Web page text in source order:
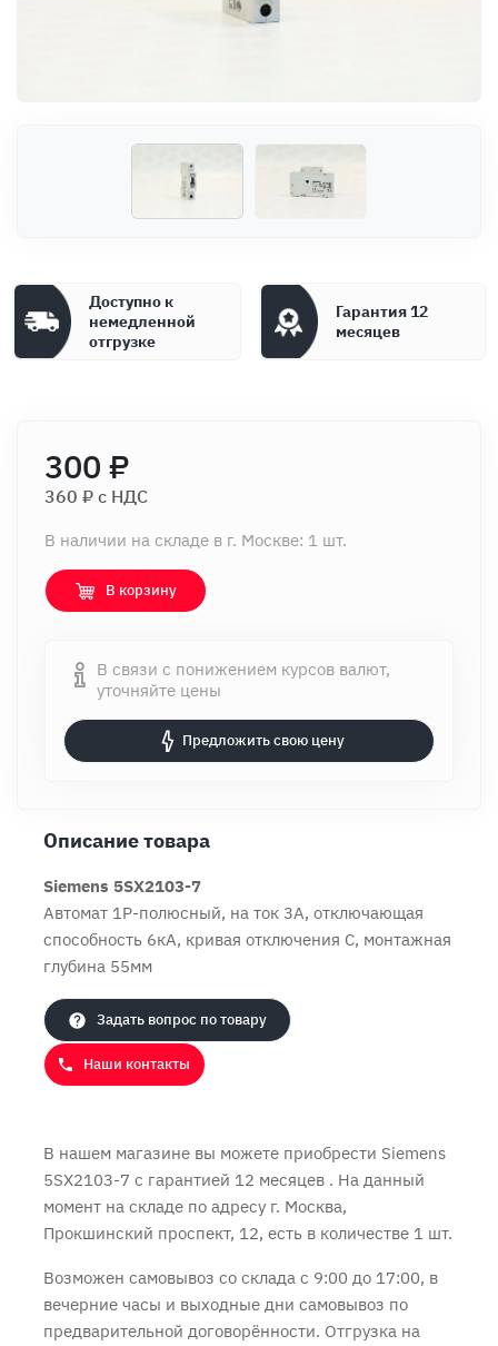
Доступно к
немедленной
отгрузке
Гарантия 12
месяцев
300 ₽
360 ₽ c НДС
В наличии на складе в г. Москве: 1 шт.
В корзину
В связи с понижением курсов валют,
уточняйте цены
Предложить свою цену
Описание товара
Siemens 5SX2103-7
Автомат 1P-полюсный, на ток 3А, отключающая
способность 6кА, кривая отключения C, монтажная
глубина 55мм
Задать вопрос по товару
Наши контакты
В нашем магазине вы можете приобрести Siemens
5SX2103-7 с гарантией 12 месяцев . На данный
момент на складе по адресу г. Москва,
Прокшинский проспект, 12, есть в количестве 1 шт.
Возможен самовывоз со склада с 9:00 до 17:00, в
вечерние часы и выходные дни самовывоз по
предварительной договорённости. Отгрузка на
Продолжить покупки